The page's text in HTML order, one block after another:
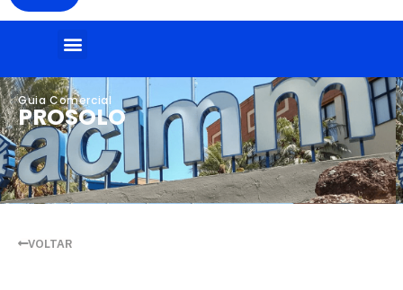
Guia Comercial
PROSOLO
VOLTAR